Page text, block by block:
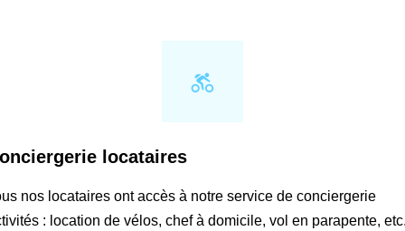
locataires
nos locataires ont accès à notre service de conciergerie
: location de vélos, chef à domicile, vol en parapente,